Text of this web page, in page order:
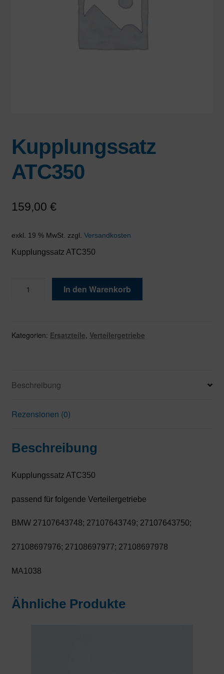
Kupplungssatz
ATC350
159,00 €
exkl. 19 % MwSt. zzgl. Versandkosten
Kupplungssatz ATC350
ATC350
In den Warenkorb
Kategorien: Ersatzteile, Verteilergetriebe
Beschreibung
Rezensionen (0)
Beschreibung
Kupplungssatz ATC350
passend für folgende Verteilergetriebe
BMW 27107643748; 27107643749; 27107643750;
27108697976; 27108697977; 27108697978
MA1038
Ähnliche Produkte